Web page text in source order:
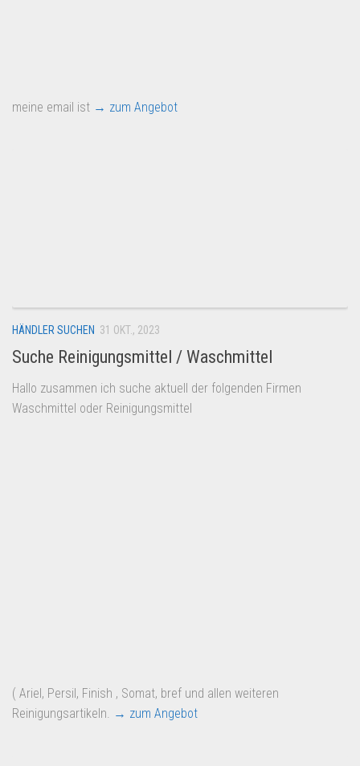
meine email ist → zum Angebot
HÄNDLER SUCHEN 31 OKT., 2023
Suche Reinigungsmittel / Waschmittel
Hallo zusammen ich suche aktuell der folgenden Firmen
Waschmittel oder Reinigungsmittel
( Ariel, Persil, Finish , Somat, bref und allen weiteren
Reinigungsartikeln.
→ zum Angebot